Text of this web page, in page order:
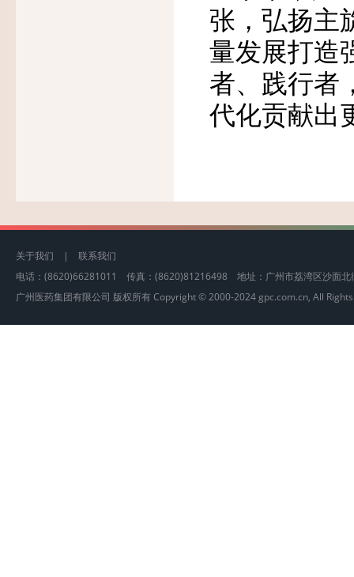
张，弘扬主
量发展打造
者、践行者
代化贡献出
关于我们 | 联系我们
电话：(8620)66281011 传真：(8620)81216498 地址：广州市荔湾区沙
广州医药集团有限公司 版权所有 Copyright © 2000-2024 gpc.com.cn, All